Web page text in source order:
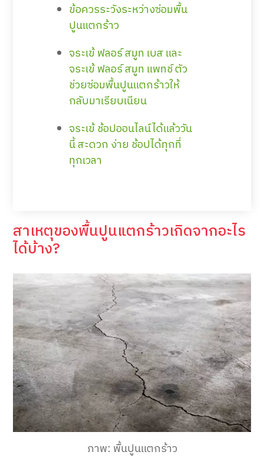
ข้อควรระวังระหว่างซ่อมพื้น
ปูนแตกร้าว
จระเข้ ฟลอร์ สมูท เบส และ
จระเข้ ฟลอร์ สมูท แพทช์ ตัว
ช่วยซ่อมพื้นปูนแตกร้าวให้
กลับมาเรียบเนียน
จระเข้ ช้อปออนไลน์ได้แล้ววัน
นี้ สะดวก ง่าย ช้อปได้ทุกที่
ทุกเวลา
สาเหตุของพื้นปูนแตกร้าวเกิดจากอะไร
ได้บ้าง?
ภาพ: พื้นปูนแตกร้าว